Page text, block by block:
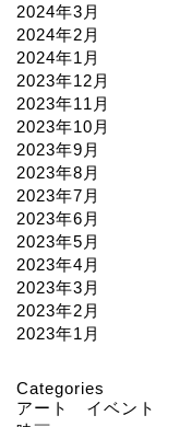
2024年3月
2024年2月
2024年1月
2023年12月
2023年11月
2023年10月
2023年9月
2023年8月
2023年7月
2023年6月
2023年5月
2023年4月
2023年3月
2023年2月
2023年1月
Categories
アート イベント